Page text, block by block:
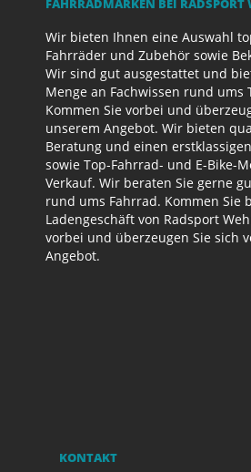
Wir bieten Ihnen eine Auswahl
Fahrräder und Zubehör sowie
Wir sind gut ausgestattet und
Menge an Fachwissen rund ums
Kommen Sie vorbei und
unserem Angebot. Wir bieten
Beratung und einen
sowie Top-Fahrrad- und E-Bike-
Verkauf. Wir beraten Sie gerne
rund ums Fahrrad. Kommen Sie
Ladengeschäft von Radsport
vorbei und überzeugen Sie sich
Angebot.
KONTAKT